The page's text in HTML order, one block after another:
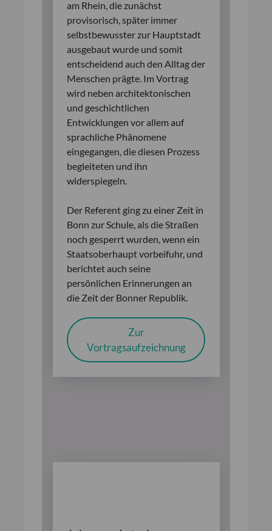
am Rhein, die zunächst
provisorisch, später immer
selbstbewusster zur Hauptstadt
ausgebaut wurde und somit
entscheidend auch den Alltag der
Menschen prägte. Im Vortrag
wird neben architektonischen
und geschichtlichen
Entwicklungen vor allem auf
sprachliche Phänomene
eingegangen, die diesen Prozess
begleiteten und ihn
widerspiegeln.
Der Referent ging zu einer Zeit in
Bonn zur Schule, als die Straßen
noch gesperrt wurden, wenn ein
Staatsoberhaupt vorbeifuhr, und
berichtet auch seine
persönlichen Erinnerungen an
die Zeit der Bonner Republik.
Zur
Vortragsaufzeichnung